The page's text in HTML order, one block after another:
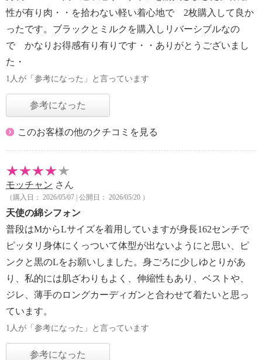
性が有り肉・・を拾わない軽い着心地で 2枚購入して良か
ったです。ブラックとミルクを購入しリバーシブルなの
で かなりお得感有り有りです・・ありがとうございまし
た・
1人が「参考になった」と言っています
参考になった
このお客様の他のクチコミを見る
モッチャン さん
（購入日： 2026/05/07 | 公開日： 2026/05/20 ）
天使の綿シフォン
普段はMからLサイズを着用していますが身長162センチで
ピッタリ身体にくっついて体型が出ないようにと思い、ピ
ンクと黒のLをお願いしました。身ごろに少しゆとりがあ
り、私的には肌ざわりもよく、伸縮性もあり、ベストや、
ジレ、薄手のロングカーディガンと合わせて着たいと思っ
ています。
1人が「参考になった」と言っています
参考になった